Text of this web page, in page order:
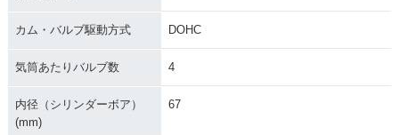
カム・バルブ駆動方式 DOHC
気筒あたりバルブ数 4
内径（シリンダーボア）
(mm)
67